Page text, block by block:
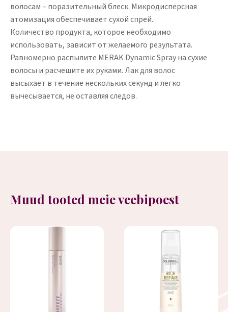
волосам – поразительный блеск. Микродисперсная
атомизация обеспечивает сухой спрей.
Количество продукта, которое необходимо
использовать, зависит от желаемого результата.
Равномерно распылите MERAK Dynamic Spray на сухие
волосы и расчешите их руками. Лак для волос
высыхает в течение нескольких секунд и легко
вычесывается, не оставляя следов.
Muud tooted meie veebipoest